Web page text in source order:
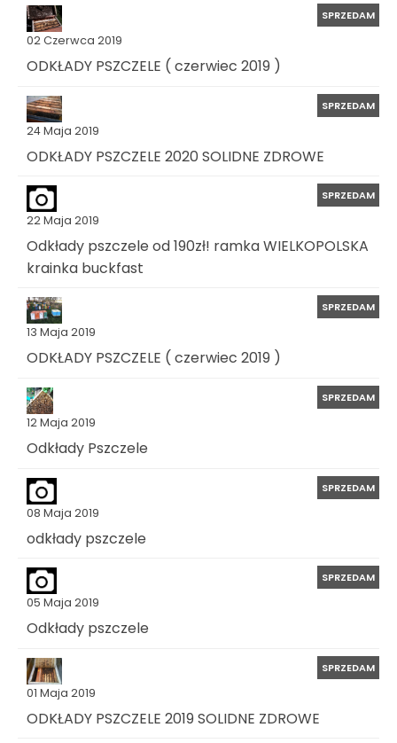
02 Czerwca 2019
SPRZEDAM
ODKŁADY PSZCZELE ( czerwiec 2019 )
24 Maja 2019
SPRZEDAM
ODKŁADY PSZCZELE 2020 SOLIDNE ZDROWE
22 Maja 2019
SPRZEDAM
Odkłady pszczele od 190zł! ramka WIELKOPOLSKA
krainka buckfast
13 Maja 2019
SPRZEDAM
ODKŁADY PSZCZELE ( czerwiec 2019 )
12 Maja 2019
SPRZEDAM
Odkłady Pszczele
08 Maja 2019
SPRZEDAM
odkłady pszczele
05 Maja 2019
SPRZEDAM
Odkłady pszczele
01 Maja 2019
SPRZEDAM
ODKŁADY PSZCZELE 2019 SOLIDNE ZDROWE